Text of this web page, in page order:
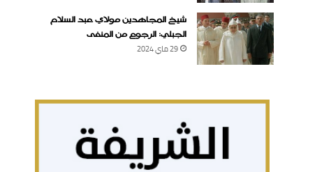
شيخ المجاهدين مولاي عبد السلام
الجبلي: الرجوع من المنفى
29 ماي 2024